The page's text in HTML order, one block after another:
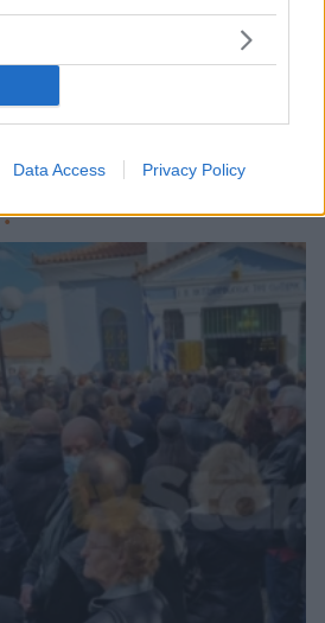
Data Access Privacy Policy
στο Google News
τις ειδήσεις
που συμβαίνουν, στο